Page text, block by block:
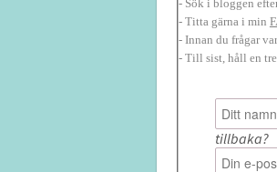
- Sök i bloggen
- Titta gärna i min
- Innan du frågar
- Till sist, håll en
tillbaka?